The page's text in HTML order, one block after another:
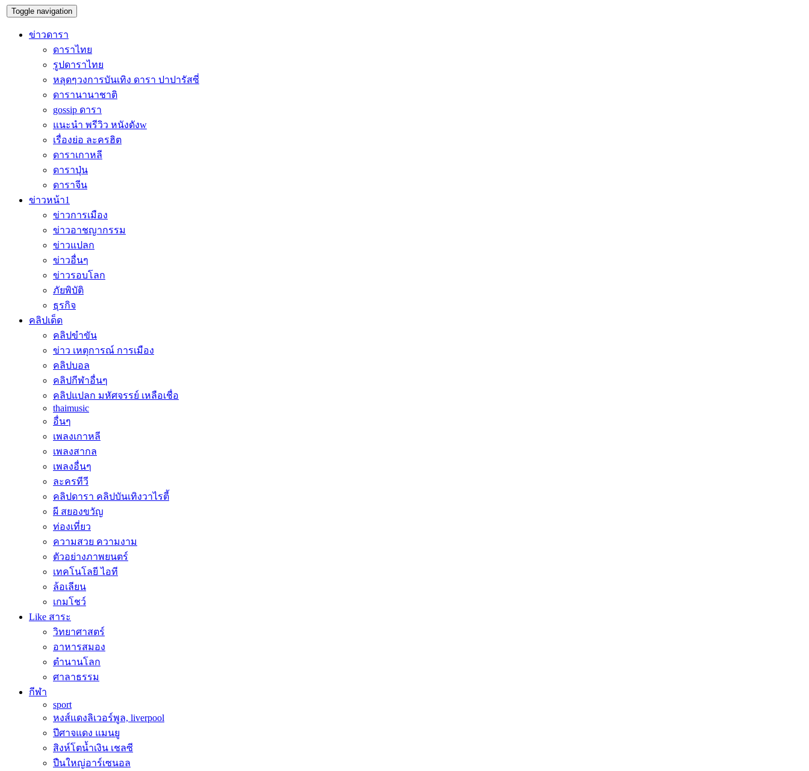
Toggle navigation
ข่าวดารา
ดาราไทย
รูปดาราไทย
หลุดๆวงการบันเทิง ดารา ปาปารัสซี่
ดารานานาชาติ
gossip ดารา
แนะนำ พรีวิว หนังดังw
เรื่องย่อ ละครฮิต
ดาราเกาหลี
ดาราปุ่น
ดาราจีน
ข่าวหน้า1
ข่าวการเมือง
ข่าวอาชญากรรม
ข่าวแปลก
ข่าวอื่นๆ
ข่าวรอบโลก
ภัยพิบัติ
ธุรกิจ
คลิปเด็ด
คลิปขำขัน
ข่าว เหตุการณ์ การเมือง
คลิปบอล
คลิปกีฬาอื่นๆ
คลิปแปลก มหัศจรรย์ เหลือเชื่อ
thaimusic
อื่นๆ
เพลงเกาหลี
เพลงสากล
เพลงอื่นๆ
ละครทีวี
คลิปดารา คลิปบันเทิงวาไรตี้
ผี สยองขวัญ
ท่องเที่ยว
ความสวย ความงาม
ตัวอย่างภาพยนตร์
เทคโนโลยี ไอที
ล้อเลียน
เกมโชว์
Like สาระ
วิทยาศาสตร์
อาหารสมอง
ตำนานโลก
ศาลาธรรม
กีฬา
sport
หงส์แดงลิเวอร์พูล, liverpool
ปีศาจแดง แมนยู
สิงห์โตน้ำเงิน เชลซี
ปืนใหญ่อาร์เซนอล